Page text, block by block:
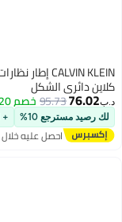
CALVIN KLEIN إطار نظارات كالفن
خصم 20%
10%
+ 1
عليه خلال13